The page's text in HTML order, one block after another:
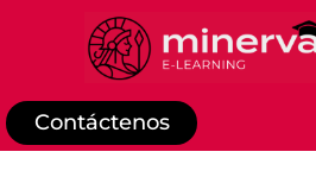
Contáctenos